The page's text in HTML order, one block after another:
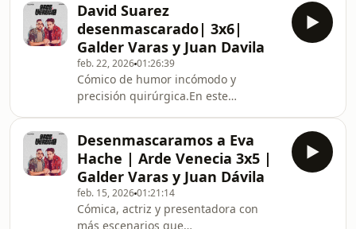
humor, de escenarios y de cómo ha
aprendido a convertir la energía en
comedia.
David Suarez
desenmascarado| 3x6|
Galder Varas y Juan Davila
feb. 22, 202601:26:39
Cómico de humor incómodo y
precisión quirúrgica.En este
cuando decides caminar sin red.Aquí
no hay antídoto. Solo conversación.
Desenmascaramos a Eva
Hache | Arde Venecia 3x5 |
Galder Varas y Juan Dávila
feb. 15, 202601:21:14
Cómica, actriz y presentadora con
más escenarios que